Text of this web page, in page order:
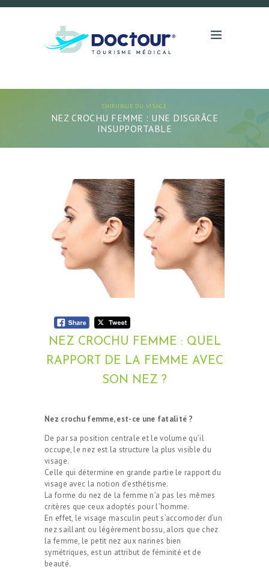
CHIRURGIE DU VISAGE
NEZ CROCHU FEMME : UNE DISGRÂCE
INSUPPORTABLE
NEZ CROCHU FEMME : QUEL
RAPPORT DE LA FEMME AVEC
SON NEZ ?
Nez crochu femme, est-ce une fatalité ?
De par sa position centrale et le volume qu’il
occupe, le nez est la structure la plus visible du
visage.
Celle qui détermine en grande partie le rapport du
visage avec la notion d’esthétisme.
La forme du nez de la femme n’a pas les mêmes
critères que ceux adoptés pour l’homme.
En effet, le visage masculin peut s’accomoder d’un
nez saillant ou légèrement bossu, alors que chez
la femme, le petit nez aux narines bien
symétriques, est un attribut de féminité et de
beauté.